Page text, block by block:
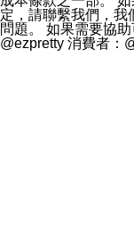
定，請聯繫我們，我
問題。 如果需要協
@ezpretty 消費者：